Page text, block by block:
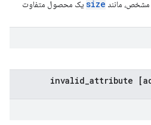
مشخص، مانند size یک محصول متفاوت